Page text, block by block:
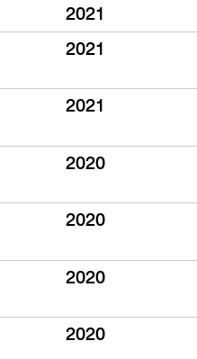
2021
2021
2021
2020
2020
2020
2020